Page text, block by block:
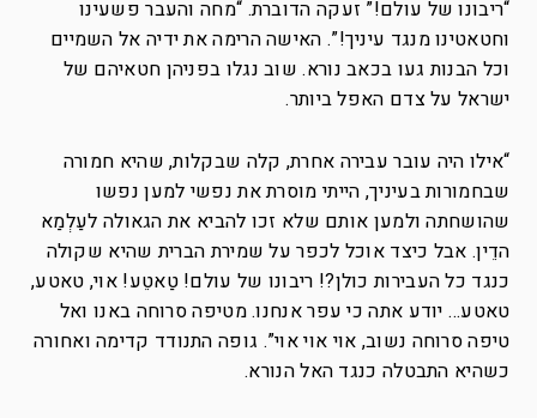
“ריבונו של עולם!” זעקה הדוברת. “מחה והעבר פשעינו
וחטאטינו מנגד עיניך!”. האישה הרימה את ידיה אל השמיים
וכל הבנות געו בכאב נורא. שוב נגלו בפניהן חטאיהם של
ישראל על צדם האפל ביותר.
“אילו היה עובר עבירה אחרת, קלה שבקלות, שהיא חמורה
שבחמורות בעיניך, הייתי מוסרת את נפשי למען נפשו
שהושחתה ולמען אותם שלא זכו להביא את הגאולה לעַלְמַא
הדֵין. אבל כיצד אוכל לכפר על שמירת הברית שהיא שקולה
כנגד כל העבירות כולן?! ריבונו של עולם! טַאטֵע! אוי, טאטע,
טאטע… יודע אתה כי עפר אנחנו. מטיפה סרוחה באנו ואל
טיפה סרוחה נשוב, אוי אוי אוי”. גופה התנודד קדימה ואחורה
כשהיא התבטלה כנגד האל הנורא.